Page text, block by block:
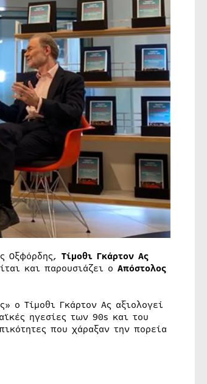
Οξφόρδης, Τίμοθι Γκάρτον Ας
και παρουσιάζει ο Απόστολος
ο Τίμοθι Γκάρτον Ας αξιολογεί
ηγεσίες των 90s και του
που χάραξαν την πορεία